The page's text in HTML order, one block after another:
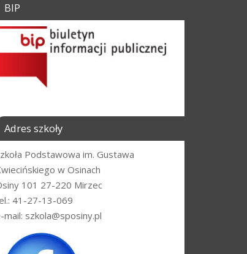
BIP
Adres szkoły
Podstawowa im. Gustawa
w Osinach
101 27-220 Mirzec
41-27-13-069
mail: szkola@sposiny.pl